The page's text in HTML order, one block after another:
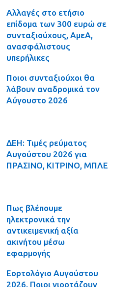
Αλλαγές στο ετήσιο
επίδομα των 300 ευρώ σε
συνταξιούχους, ΑμεΑ,
ανασφάλιστους
υπερήλικες
Ποιοι συνταξιούχοι θα
λάβουν αναδρομικά τον
Αύγουστο 2026
ΔΕΗ: Τιμές ρεύματος
Αυγούστου 2026 για
ΠΡΑΣΙΝΟ, ΚΙΤΡΙΝΟ, ΜΠΛΕ
Πως βλέπουμε
ηλεκτρονικά την
αντικειμενική αξία
ακινήτου μέσω
εφαρμογής
Εορτολόγιο Αυγούστου
2026. Ποιοι γιορτάζουν